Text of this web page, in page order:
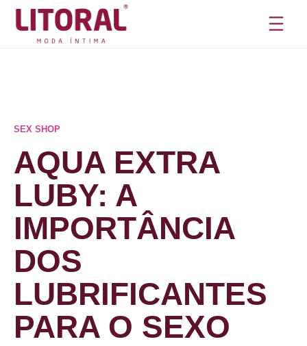
Pular
SEX SHOP
AQUA EXTRA
LUBY: A
IMPORTÂNCIA
DOS
LUBRIFICANTES
PARA O SEXO